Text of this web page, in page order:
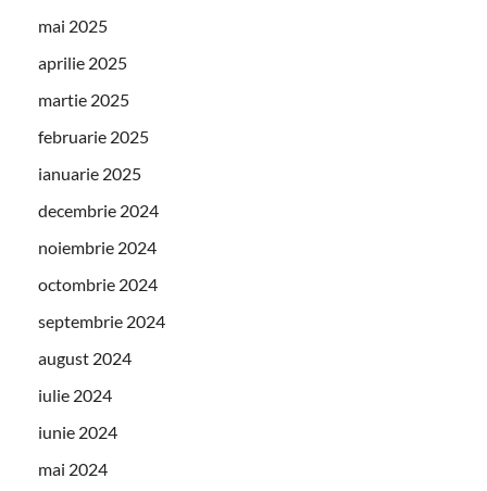
mai 2025
aprilie 2025
martie 2025
februarie 2025
ianuarie 2025
decembrie 2024
noiembrie 2024
octombrie 2024
septembrie 2024
august 2024
iulie 2024
iunie 2024
mai 2024